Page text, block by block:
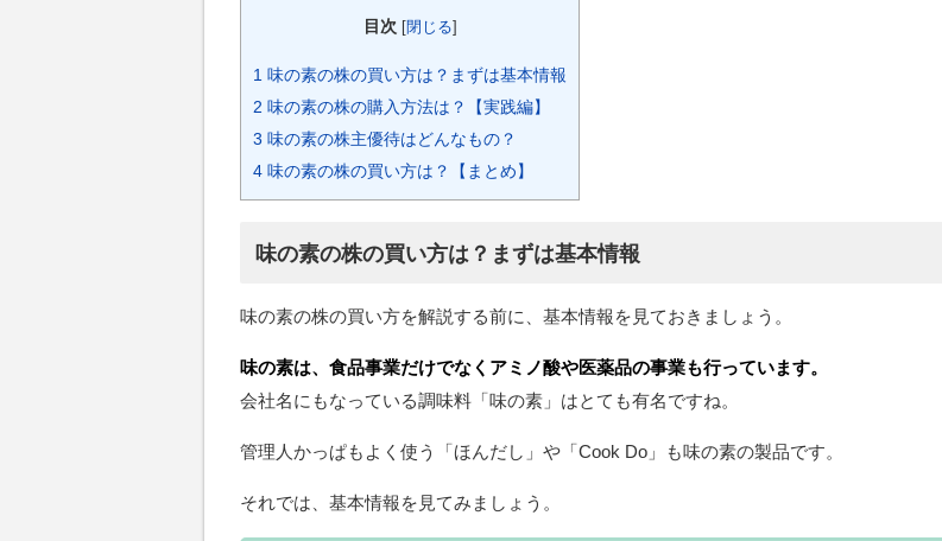
目次 [閉じる]
1 味の素の株の買い方は？まずは基本情報
2 味の素の株の購入方法は？【実践編】
3 味の素の株主優待はどんなもの？
4 味の素の株の買い方は？【まとめ】
味の素の株の買い方は？まずは基本情報
味の素の株の買い方を解説する前に、基本情報を見ておきましょう。
味の素は、食品事業だけでなくアミノ酸や医薬品の事業も行っています。
会社名にもなっている調味料「味の素」はとても有名ですね。
管理人かっぱもよく使う「ほんだし」や「Cook Do」も味の素の製品です。
それでは、基本情報を見てみましょう。